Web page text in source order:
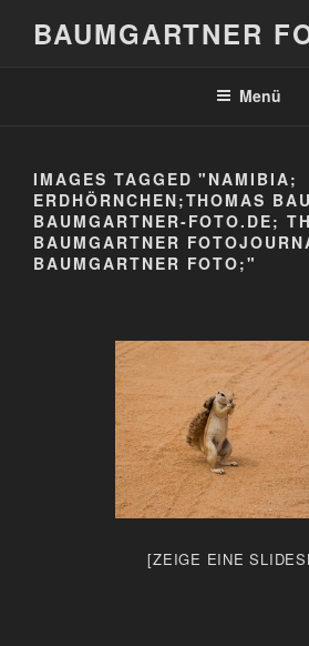
BAUMGARTNER
Menü
IMAGES TAGGED "NAMIBIA;
ERDHÖRNCHEN;THOMAS
BAUMGARTNER-FOTO.DE;
BAUMGARTNER
BAUMGARTNER FOTO;"
[ZEIGE EINE